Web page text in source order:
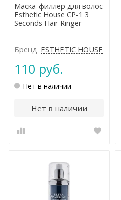
Маска-филлер для волос
Esthetic House CP-1 3
Seconds Hair Ringer
Бренд ESTHETIC HOUSE
110 руб.
Нет в наличии
Нет в наличии